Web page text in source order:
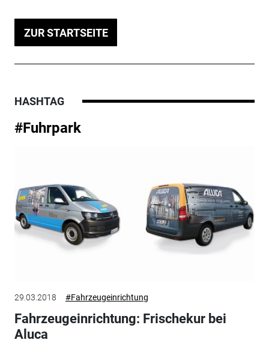
ZUR STARTSEITE
HASHTAG
#Fuhrpark
29.03.2018 #Fahrzeugeinrichtung
Fahrzeugeinrichtung: Frischekur bei
Aluca